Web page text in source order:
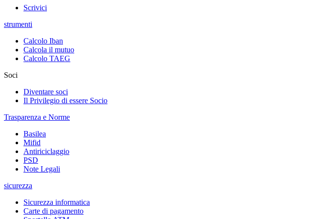
Scrivici
strumenti
Calcolo Iban
Calcola il mutuo
Calcolo TAEG
Soci
Diventare soci
Il Privilegio di essere Socio
Trasparenza e Norme
Basilea
Mifid
Antiriciclaggio
PSD
Note Legali
sicurezza
Sicurezza informatica
Carte di pagamento